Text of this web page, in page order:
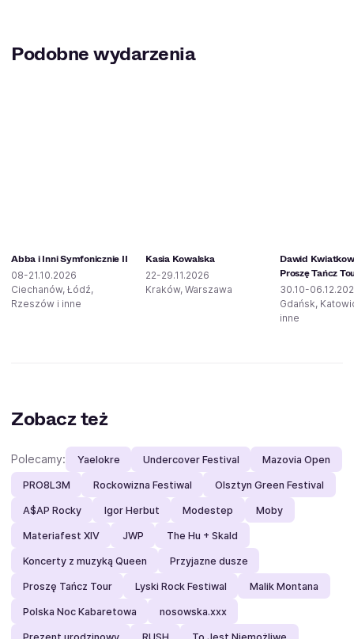
Podobne wydarzenia
Abba i Inni Symfonicznie II
08-21.10.2026
Ciechanów, Łódź,
Rzeszów i inne
Kasia Kowalska
22-29.11.2026
Kraków, Warszawa
Dawid
Proszę Tańcz
30.10-
Gdańsk,
inne
Zobacz też
Polecamy: Yaelokre Undercover Festival Mazovia Open
PRO8L3M Rockowizna Festiwal Olsztyn Green Festival
A$AP Rocky Igor Herbut Modestep Moby
Materiafest XIV JWP The Hu + Skald
Koncerty z muzyką Queen Przyjazne dusze
Proszę Tańcz Tour Lyski Rock Festiwal Malik Montana
Polska Noc Kabaretowa nosowska.xxx